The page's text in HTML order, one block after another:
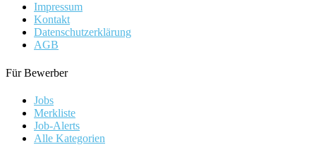
Impressum
Kontakt
Datenschutzerklärung
AGB
Für Bewerber
Jobs
Merkliste
Job-Alerts
Alle Kategorien